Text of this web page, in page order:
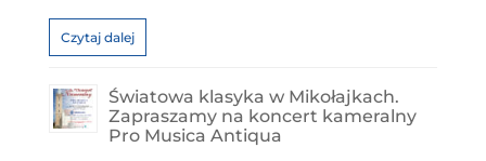
Czytaj dalej
Światowa klasyka w Mikołajkach.
Zapraszamy na koncert kameralny
Pro Musica Antiqua